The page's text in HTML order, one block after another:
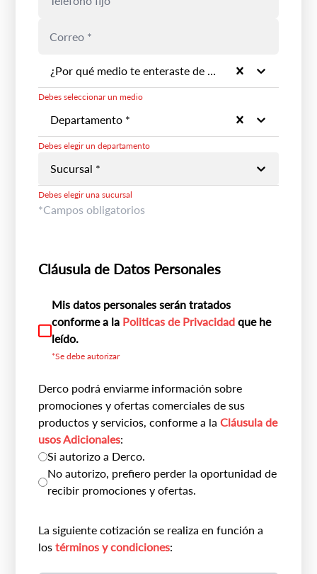
¿Por qué medio te enteraste de la marca? *
Debes seleccionar un medio
Departamento *
Debes elegir un departamento
Sucursal *
Debes elegir una sucursal
*Campos obligatorios
Cláusula de Datos Personales
Mis datos personales serán tratados
conforme a la Politicas de Privacidad que he
leído.
*Se debe autorizar
Derco podrá enviarme información sobre
promociones y ofertas comerciales de sus
productos y servicios, conforme a la Cláusula de
usos Adicionales:
Si autorizo a Derco.
No autorizo, prefiero perder la oportunidad de
recibir promociones y ofertas.
La siguiente cotización se realiza en función a
los términos y condiciones: